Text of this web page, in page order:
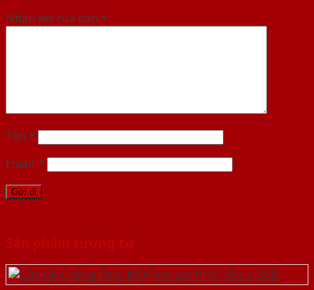
Nhận xét của bạn *
Tên *
Email *
Sản phẩm tương tự